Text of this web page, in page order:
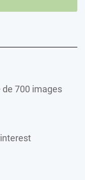
de 700 images